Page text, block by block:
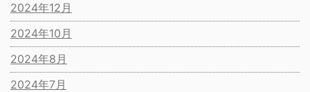
2024年12月
2024年10月
2024年8月
2024年7月